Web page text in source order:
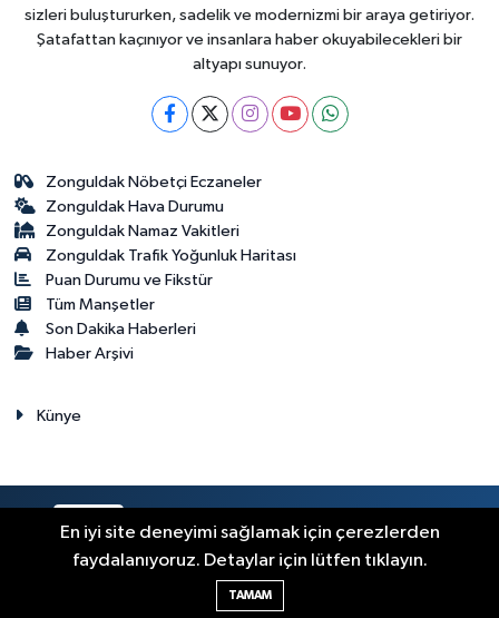
sizleri buluştururken, sadelik ve modernizmi bir araya getiriyor.
Şatafattan kaçınıyor ve insanlara haber okuyabilecekleri bir
altyapı sunuyor.
Zonguldak Nöbetçi Eczaneler
Zonguldak Hava Durumu
Zonguldak Namaz Vakitleri
Zonguldak Trafik Yoğunluk Haritası
Puan Durumu ve Fikstür
Tüm Manşetler
Son Dakika Haberleri
Haber Arşivi
Künye
Haber Yazılımı:
En iyi site deneyimi sağlamak için çerezlerden
faydalanıyoruz. Detaylar için lütfen tıklayın.
TAMAM